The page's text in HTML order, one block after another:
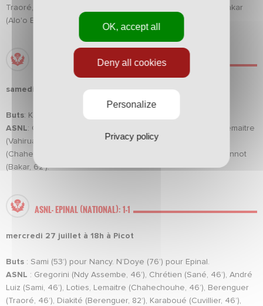
Traoré, Cuvillier (Chahechouhe, 63'), Vahirua (Hadji, 46'), Bakar
(Alo'o Efoulou (46').
KAISERSLAUTERN (D1) – ASNL: 2-0
samedi 23 juillet à 14h30 à Kaiserslautern
Buts: Kouemaha (41'), Amedick (44') pour Kaiserslautern.
ASNL: Gregorini, Chretien (Helder, 77'), André Luiz, Sami, Lemaitre
(Vahirua, 62'), Diakite (Berenguer, 46'), Sane, Karaboue
(Chahechouhe, 77'), Brison, Traore (Alo'o Efoulou, 62'), Jeannot
(Bakar, 62').
ASNL- EPINAL (NATIONAL): 1-1
mercredi 27 juillet à 18h à Picot
Buts : Sami (53’) pour Nancy. N’Doye (76’) pour Epinal.
ASNL : Gregorini (Ndy Assembe, 46’), Chrétien (Sané, 46’), André
Luiz (Sami, 46’), Loties, Lemaitre (Chahechouhe, 46’), Berenguer
(Traoré, 46’), Diakité (Berenguer, 82’), Karaboué (Cuvillier, 46’),
OK, accept all
Deny all cookies
Personalize
Privacy policy